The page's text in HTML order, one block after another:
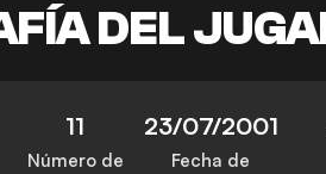
DEL
11
Número de
23/07/2001
Fecha de